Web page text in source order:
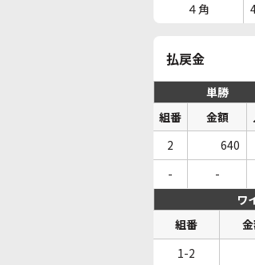
４角
払戻金
単勝
組番
金額
2
640
-
-
ワ
組番
1-2